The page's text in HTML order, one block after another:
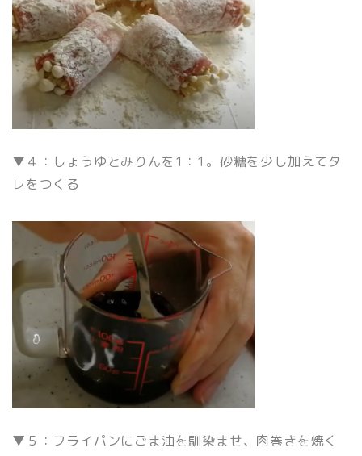
▼４：しょうゆとみりんを1：1。砂糖を少し加えてタ
レをつくる
▼５：フライパンにごま油を馴染ませ、肉巻きを焼く